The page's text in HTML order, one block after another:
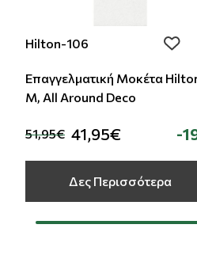
Hilton-106 add
Επαγγελματική Μοκέτα
M, All Around Deco
51,95€ 41,95€ -
Δες Περισσότερα